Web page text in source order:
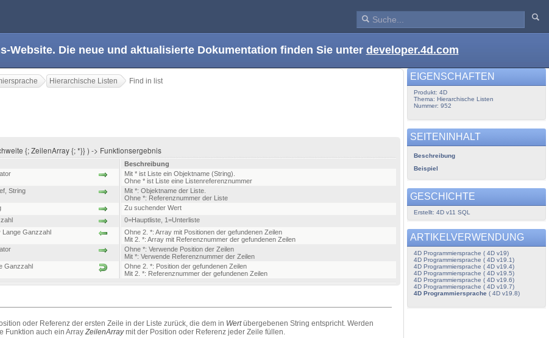
Website. Die neue und aktualisierte Dokumentation finden Sie unter developer.4d.com
Hierarchische Listen Find in list
{; ZeilenArray {; *}} ) -> Funktionsergebnis
Beschreibung
Mit * ist Liste ein Objektname (String).
Ohne * ist Liste eine Listenreferenznummer
String
Mit *: Objektname der Liste.
Ohne *: Referenznummer der Liste
Zu suchender Wert
0=Hauptliste, 1=Unterliste
Lange Ganzzahl
Ohne 2. *: Array mit Positionen der gefundenen Zeilen
Mit 2. *: Array mit Referenznummer der gefundenen Zeilen
Ohne *: Verwende Position der Zeilen
Mit *: Verwende Referenznummer der Zeilen
Ganzzahl
Ohne 2. *: Position der gefundenen Zeilen
Mit 2. *: Referenznummer der gefundenen Zeilen
oder Referenz der ersten Zeile in der Liste zurück, die dem in Wertübergebenen String entspricht. Werden
Funktion auch ein ArrayZeilenArraymit der Position oder Referenz jeder Zeile füllen.
EIGENSCHAFTEN
Produkt: 4D
Thema: Hierarchische Listen
Nummer: 952
SEITENINHALT
Beschreibung
Beispiel
GESCHICHTE
Erstellt: 4D v11 SQL
ARTIKELVERWENDUNG
4D Programmiersprache ( 4D v19)
4D Programmiersprache ( 4D v19.1)
4D Programmiersprache ( 4D v19.4)
4D Programmiersprache ( 4D v19.5)
4D Programmiersprache ( 4D v19.6)
4D Programmiersprache ( 4D v19.7)
4D Programmiersprache( 4D v19.8)